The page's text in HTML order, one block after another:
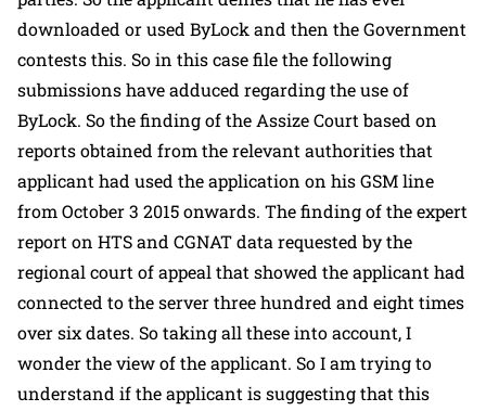
downloaded or used ByLock and then the Government
contests this. So in this case file the following
submissions have adduced regarding the use of
ByLock. So the finding of the Assize Court based on
reports obtained from the relevant authorities that
applicant had used the application on his GSM line
from October 3 2015 onwards. The finding of the expert
report on HTS and CGNAT data requested by the
regional court of appeal that showed the applicant had
connected to the server three hundred and eight times
over six dates. So taking all these into account, I
wonder the view of the applicant. So I am trying to
understand if the applicant is suggesting that this